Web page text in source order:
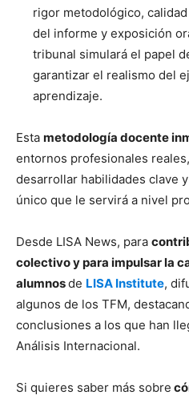
rigor metodológico,
del informe y exposición
tribunal simulará el papel
garantizar el realismo del
aprendizaje.
Esta metodología docente
entornos profesionales
desarrollar habilidades clave
único que le servirá a nivel
Desde LISA News, para
colectivo y para impulsar la
alumnosde LISA Institute,
algunos de los TFM,
conclusiones a los que han
Análisis Internacional.
Si quieres saber más sobre